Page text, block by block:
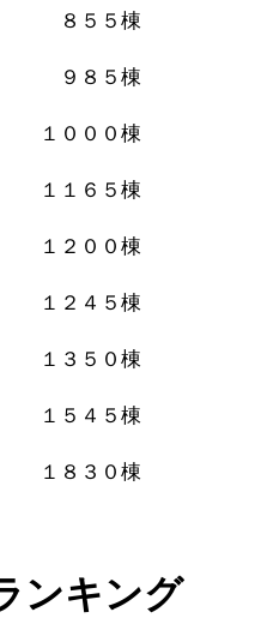
８５５棟
８５棟
１０００棟
１６５棟
１２００棟
２４５棟
３５０棟
４５棟
８３０棟
ンキング